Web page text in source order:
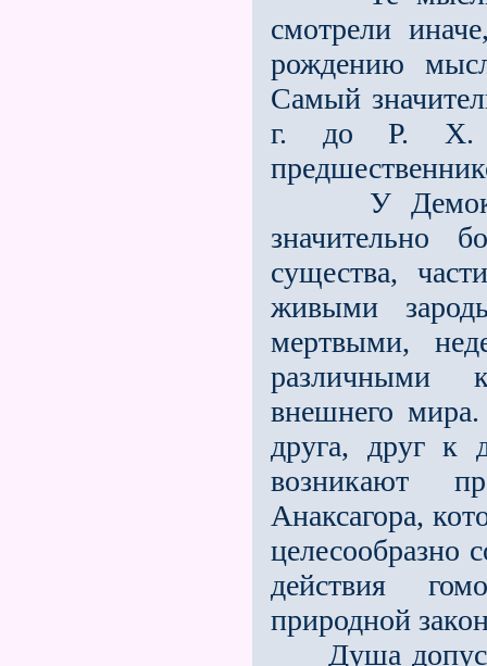
смотрели
рождению
Самый
г. до Р. X.
У
значительно
существа,
живыми
мертвыми,
различными
внешнего
друга, друг к
возникают
Анаксагора,
целесообразно
действия
природной
Душа